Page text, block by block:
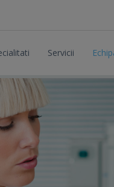
Servicii